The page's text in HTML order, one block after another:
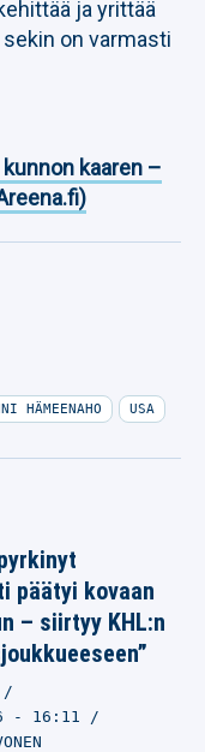
ja yrittää
sekin on varmasti
kaaren –
HÄMEENAHO USA
päätyi kovaan
– siirtyy KHL:n
- 16:11